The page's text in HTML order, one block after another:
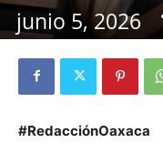
junio 5, 2026
#RedacciónOaxaca